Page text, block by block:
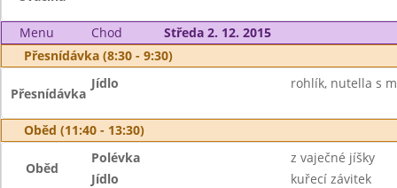
Menu Chod
Středa 2. 12. 2015
Přesnídávka (8:30 - 9:30)
Přesnídávka
Jídlo rohlík, nutella s
Oběd (11:40 - 13:30)
Oběd
Polévka
z vaječné jíšky
Jídlo
kuřecí závitek